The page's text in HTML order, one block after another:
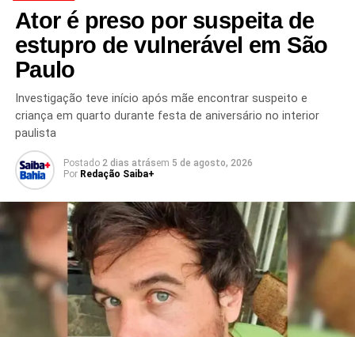
TÓPICOS RELACIONADOS
CHIPS DE CELULAR
CRIME FINANCEIRO
DESVIO DE MÁQUINAS DE CARTÃO
FRAUDE ELETRÔNICA
FRAUDE FINANCEIRA
MÁQUINAS DE CARTÃO
MÁQUINAS DE PAGAMENTO
OPERAÇÃO CONTRA FRAUDES
OPERAÇÃO POLICIAL
ORGANIZAÇÃO CRIMINOSA
POLÍCIA CIVIL
PRISÕES EM SÃO PAULO
PRISÕES NO RIO DE JANEIRO
SECRETARIA DA SEGURANÇA PÚBLICA
SEGURANÇA PÚBLICA
PF mira fraude na Americanas e pede bloqueio
Ator é preso por suspeita de
estupro de vulnerável em São
Paulo
Investigação teve início após mãe encontrar suspeito e
criança em quarto durante festa de aniversário no interior
paulista
Postado 2 dias atrásem 5 de agosto, 2026
Por Redação Saiba+